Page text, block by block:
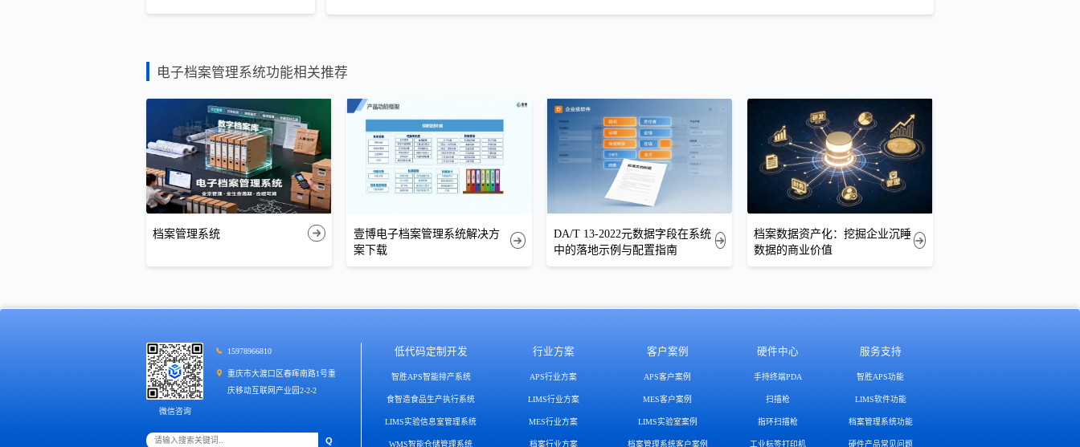
电子档案管理系统功能相关推荐
档案管理系统
壹博电子档案管理系统解决方
案下载
DA/T 13-2022元数据字段在系统
中的落地示例与配置指南
档案数据资产化：挖掘企业沉睡
数据的商业价值
微信咨询
15978966810
重庆市大渡口区春晖南路1号重
庆移动互联网产业园2-2-2
低代码定制开发
智胜APS智能排产系统
食智造食品生产执行系统
LIMS实验信息室管理系统
WMS智能仓储管理系统
行业方案
APS行业方案
LIMS行业方案
MES行业方案
档案行业方案
客户案例
APS客户案例
MES客户案例
LIMS实验室案例
档案管理系统客户案例
硬件中心
手持终端PDA
扫描枪
指环扫描枪
工业标签打印机
服务支持
智胜APS功能
LIMS软件功能
档案管理系统功能
硬件产品常见问题